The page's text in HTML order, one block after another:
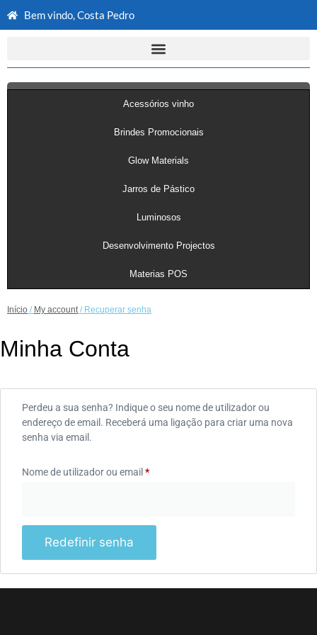
Bem vindo, Costa Pedro
Acessórios vinho
Brindes Promocionais
Glow Materials
Jarros de Pástico
Luminosos
Desenvolvimento Projectos
Materias POS
Início / My account/ Recuperar senha
Minha Conta
Perdeu a sua senha? Indique o seu nome de utilizador ou
endereço de email. Receberá uma ligação para criar uma nova
senha via email.
Nome de utilizador ou email *
Redefinir senha